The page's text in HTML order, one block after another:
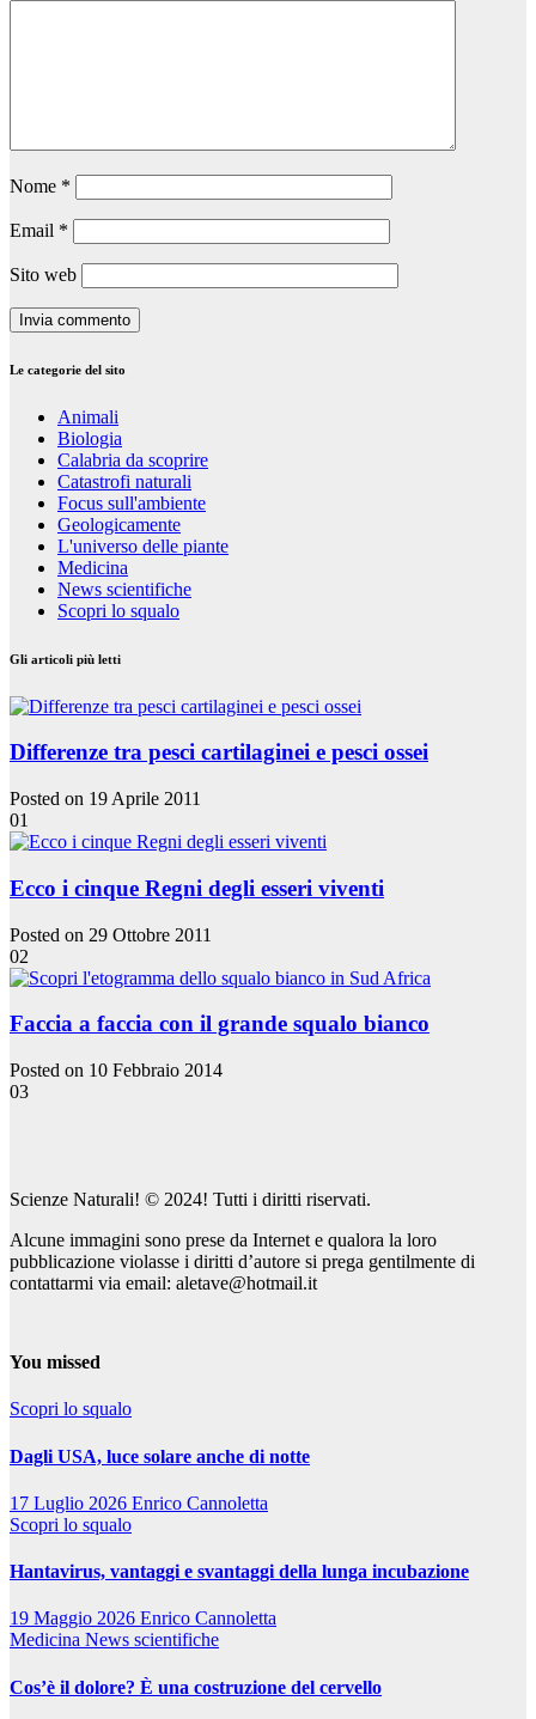
Nome *
Email *
Sito web
Le categorie del sito
Animali
Biologia
Calabria da scoprire
Catastrofi naturali
Focus sull'ambiente
Geologicamente
L'universo delle piante
Medicina
News scientifiche
Scopri lo squalo
Gli articoli più letti
Differenze tra pesci cartilaginei e pesci ossei
Posted on 19 Aprile 2011
01
Ecco i cinque Regni degli esseri viventi
Posted on 29 Ottobre 2011
02
Faccia a faccia con il grande squalo bianco
Posted on 10 Febbraio 2014
03
Scienze Naturali! © 2024! Tutti i diritti riservati.
Alcune immagini sono prese da Internet e qualora la loro
pubblicazione violasse i diritti d’autore si prega gentilmente di
contattarmi via email: aletave@hotmail.it
You missed
Scopri lo squalo
Dagli USA, luce solare anche di notte
17 Luglio 2026 Enrico Cannoletta
Scopri lo squalo
Hantavirus, vantaggi e svantaggi della lunga incubazione
19 Maggio 2026 Enrico Cannoletta
Medicina News scientifiche
Cos’è il dolore? È una costruzione del cervello